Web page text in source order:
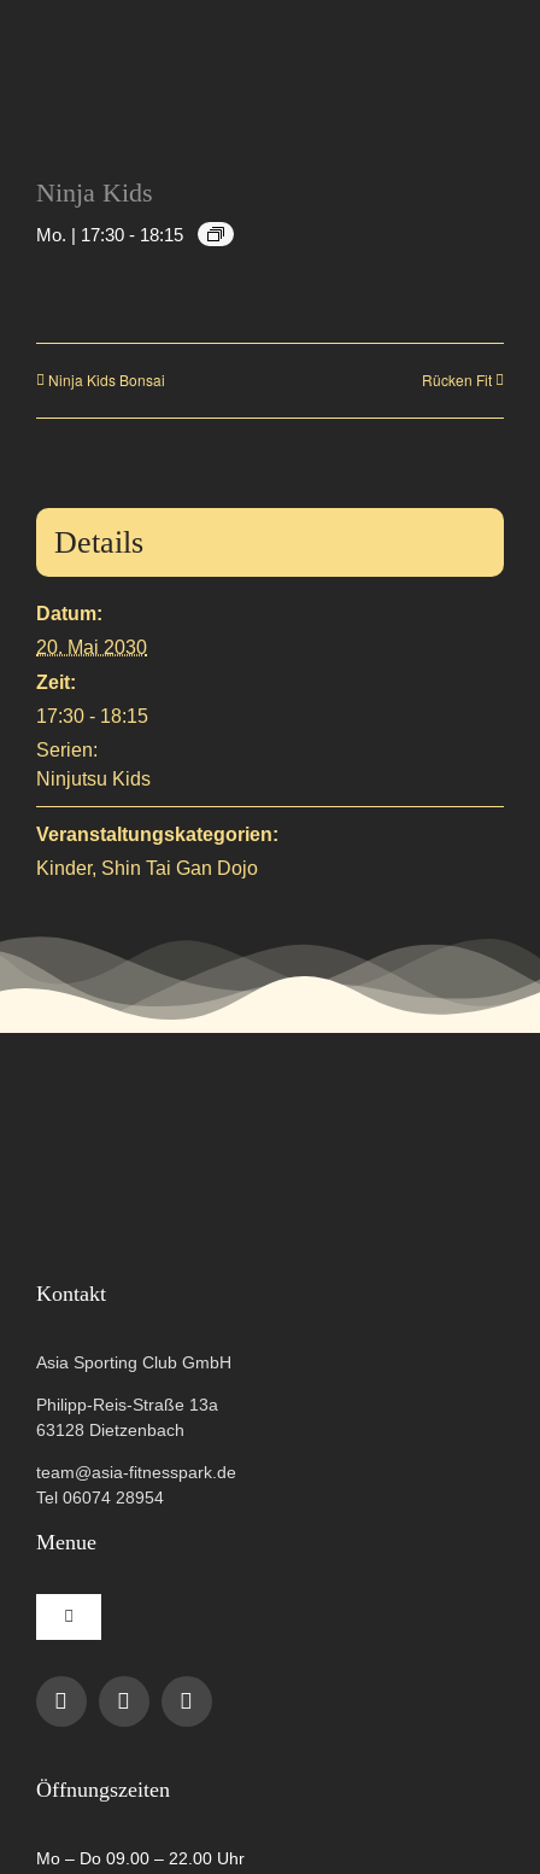
Ninja Kids
Mo. | 17:30 - 18:15
Ninja Kids Bonsai Rücken Fit
Details
Datum:
20. Mai 2030
Zeit:
17:30 - 18:15
Serien:
Ninjutsu Kids
Veranstaltungskategorien:
Kinder, Shin Tai Gan Dojo
Kontakt
Asia Sporting Club GmbH
Philipp-Reis-Straße 13a
63128 Dietzenbach
team@asia-fitnesspark.de
Tel 06074 28954
Menue
Toggle
Navigation
Impressum
Öffnungszeiten
Mo – Do 09.00 – 22.00 Uhr